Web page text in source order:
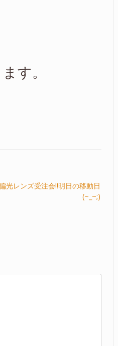
す。
光レンズ受注会!!明日の移動日
(~_~;)